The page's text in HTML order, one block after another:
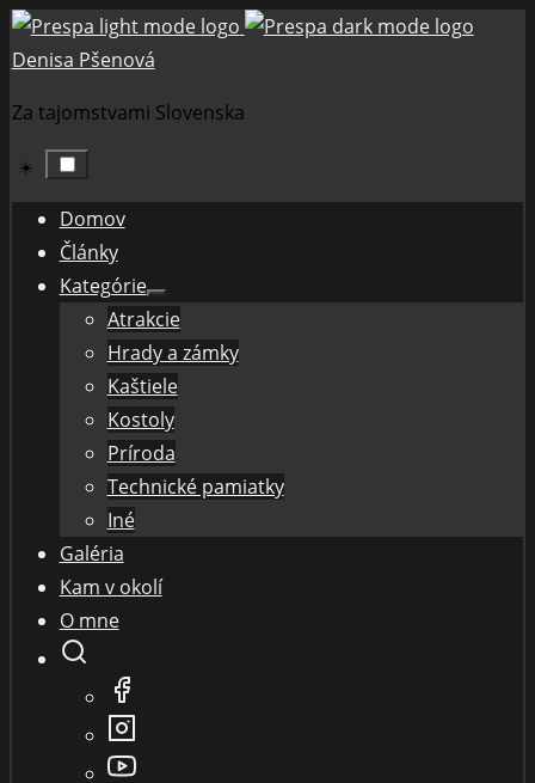
Skip
to
Denisa Pšenová
Za tajomstvami Slovenska
☀️
Domov
Články
Kategórie
Show
sub
menu
Atrakcie
Hrady a zámky
Kaštiele
Kostoly
Príroda
Technické pamiatky
Iné
Galéria
Kam v okolí
O mne